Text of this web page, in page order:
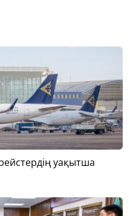
уақытша